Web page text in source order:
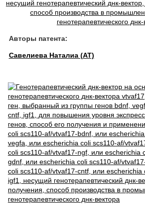
Авторы патента:
Савелиева Наталиа (AT)